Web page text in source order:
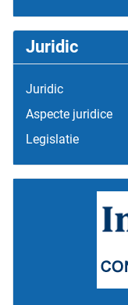
Juridic
Juridic
Aspecte juridice
Legislatie